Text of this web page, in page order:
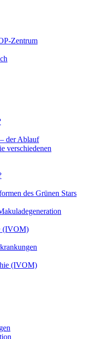
Zentrum
der Ablauf
verschiedenen
des Grünen Stars
(IVOM)
(IVOM)